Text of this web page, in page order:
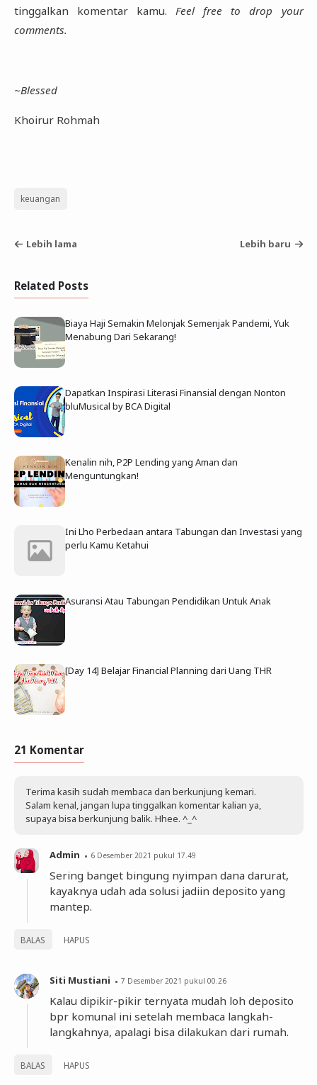
tinggalkan komentar ‎kamu. Feel free to drop your
comments.‎
‎~Blessed
Khoirur Rohmah
keuangan
Lebih lama Lebih baru
Related Posts
Biaya Haji Semakin Melonjak Semenjak Pandemi, Yuk
Menabung Dari Sekarang!‎
Dapatkan Inspirasi Literasi Finansial dengan Nonton
bluMusical by BCA Digital
Kenalin nih, P2P Lending yang Aman dan
Menguntungkan!
Ini Lho Perbedaan antara Tabungan dan Investasi yang
perlu Kamu Ketahui
Asuransi Atau Tabungan Pendidikan Untuk Anak
[Day 14] Belajar Financial Planning dari Uang THR
21 Komentar
Terima kasih sudah membaca dan berkunjung kemari.
Salam kenal, jangan lupa tinggalkan komentar kalian ya,
supaya bisa berkunjung balik. Hhee. ^_^
Admin 6 Desember 2021 pukul 17.49
Sering banget bingung nyimpan dana darurat,
kayaknya udah ada solusi jadiin deposito yang
mantep.
BALAS HAPUS
Siti Mustiani 7 Desember 2021 pukul 00.26
Kalau dipikir-pikir ternyata mudah loh deposito
bpr komunal ini setelah membaca langkah-
langkahnya, apalagi bisa dilakukan dari rumah.
BALAS HAPUS